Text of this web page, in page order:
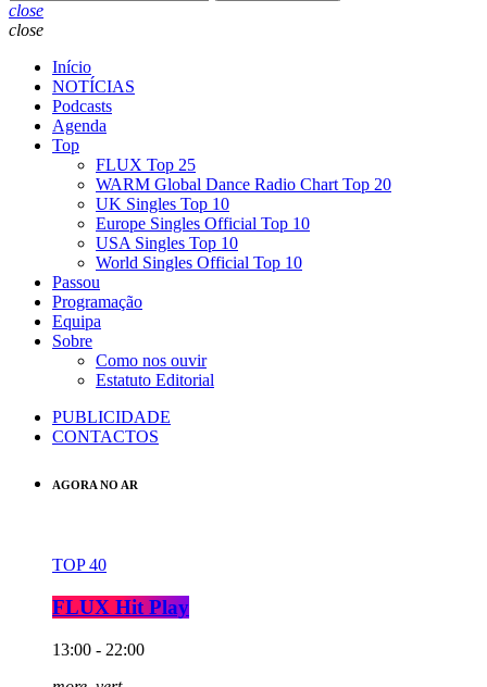
close
close
Início
NOTÍCIAS
Podcasts
Agenda
Top
FLUX Top 25
WARM Global Dance Radio Chart Top 20
UK Singles Top 10
Europe Singles Official Top 10
USA Singles Top 10
World Singles Official Top 10
Passou
Programação
Equipa
Sobre
Como nos ouvir
Estatuto Editorial
PUBLICIDADE
CONTACTOS
AGORA NO AR
TOP 40
FLUX Hit Play
13:00 - 22:00